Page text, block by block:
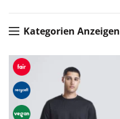
Kategorien Anzeigen